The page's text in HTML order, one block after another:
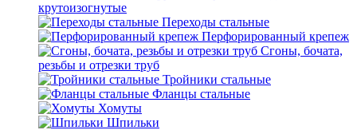
крутоизогнутые
Переходы стальные
Перфорированный крепеж
Сгоны, бочата,
резьбы и отрезки труб
Тройники стальные
Фланцы стальные
Хомуты
Шпильки